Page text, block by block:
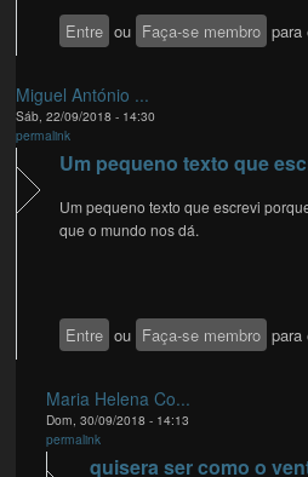
Entre ou Faça-se membro para
Miguel António ...
Sáb, 22/09/2018 - 14:30
permalink
Um pequeno texto que
Um pequeno texto que escrevi
que o mundo nos dá.
Entre ou Faça-se membro para
Maria Helena Co...
Dom, 30/09/2018 - 14:13
permalink
quisera ser como o